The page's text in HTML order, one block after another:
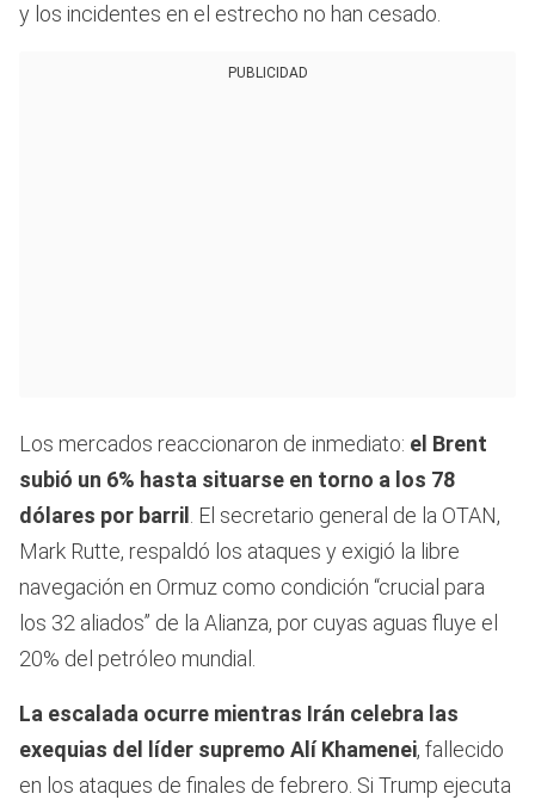
y los incidentes en el estrecho no han cesado.
PUBLICIDAD
Los mercados reaccionaron de inmediato: el Brent
subió un 6% hasta situarse en torno a los 78
dólares por barril . El secretario general de la OTAN,
Mark Rutte, respaldó los ataques y exigió la libre
navegación en Ormuz como condición “crucial para
los 32 aliados” de la Alianza, por cuyas aguas fluye el
20% del petróleo mundial.
La escalada ocurre mientras Irán celebra las
exequias del líder supremo Alí Khamenei, fallecido
en los ataques de finales de febrero. Si Trump ejecuta